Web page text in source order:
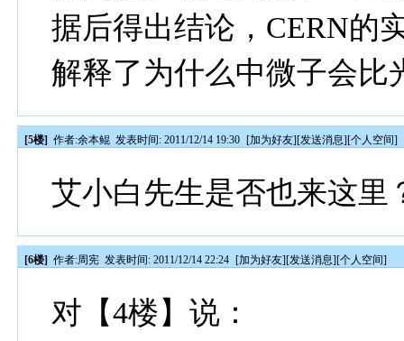
据后得出结论，CERN的
解释了为什么中微子会比
[5楼] 作者:余本鲲 发表时间: 2011/12/14 19:30 [加为好友][发送消息][个人空间]
艾小白先生是否也来这里
[6楼] 作者:周宪 发表时间: 2011/12/14 22:24 [加为好友][发送消息][个人空间]
对【4楼】说：